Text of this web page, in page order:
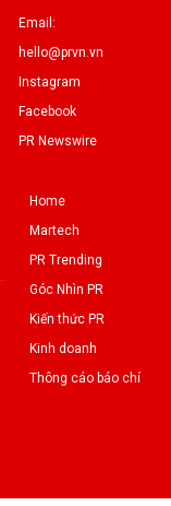
Email:
hello@prvn.vn
Instagram
Facebook
PR Newswire
Home
Martech
PR Trending
Góc Nhìn PR
Kiến thức PR
Kinh doanh
Thông cáo báo chí